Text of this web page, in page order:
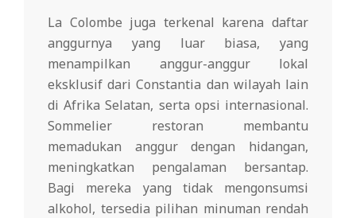
La Colombe juga terkenal karena daftar
anggurnya yang luar biasa, yang
menampilkan anggur-anggur lokal
eksklusif dari Constantia dan wilayah lain
di Afrika Selatan, serta opsi internasional.
Sommelier restoran membantu
memadukan anggur dengan hidangan,
meningkatkan pengalaman bersantap.
Bagi mereka yang tidak mengonsumsi
alkohol, tersedia pilihan minuman rendah